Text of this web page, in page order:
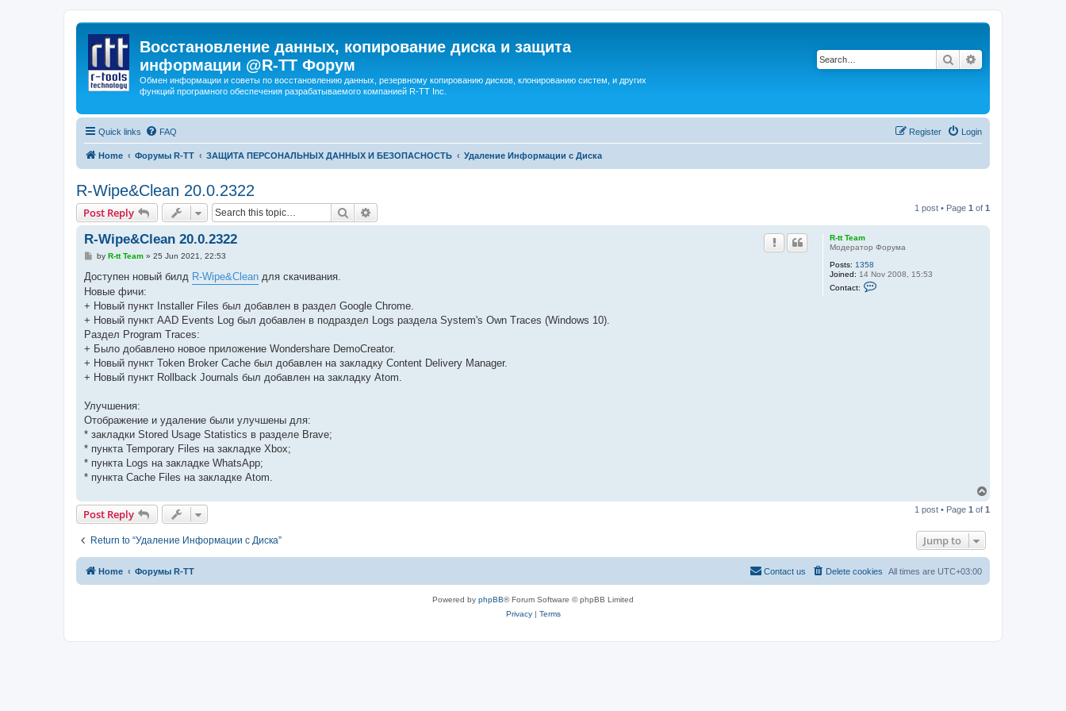
Восстановление данных, копирование диска и защита
информации @R-TT Форум
Обмен информации и советы по восстановлению данных, резервному копированию дисков, клонированию систем, и других
функций програмного обеспечения разрабатываемого компанией R-TT Inc.
Search
Quick links FAQ Login
Register
Home Форумы R-TT ЗАЩИТА ПЕРСОНАЛЬНЫХ ДАННЫХ И БЕЗОПАСНОСТЬ Удаление Информации с Диска
R-Wipe&Clean 20.0.2322
Post Reply Search 1 post • Page 1 of 1
R-tt Team
Модератор Форума
Posts: 1358
Joined: 14 Nov 2008, 15:53
Contact:
R-Wipe&Clean 20.0.2322
P
s
by R-tt Team» 25 Jun 2021, 22:53
Доступен новый билд R-Wipe&Clean для скачивания.
Новые фичи:
+ Новый пункт Installer Files был добавлен в раздел Google Chrome.
+ Новый пункт AAD Events Log был добавлен в подраздел Logs раздела System's Own Traces (Windows 10).
Раздел Program Traces:
+ Было добавлено новое приложение Wondershare DemoCreator.
+ Новый пункт Token Broker Cache был добавлен на закладку Content Delivery Manager.
+ Новый пункт Rollback Journals был добавлен на закладку Atom.
Улучшения:
Отображение и удаление были улучшены для:
* закладки Stored Usage Statistics в разделе Brave;
* пункта Temporary Files на закладке Xbox;
* пункта Logs на закладке WhatsApp;
* пункта Cache Files на закладке Atom.
p
Post Reply 1 post • Page 1 of 1
Return to “Удаление Информации с Диска” Jump to
Home Форумы R-TT All times are UTC+03:00
Delete cookies
Contact us
Powered by phpBB® Forum Software © phpBB Limited
Privacy| Terms